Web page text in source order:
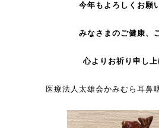
今年もよろしくお願
みなさまのご健康、
心よりお祈り申し
医療法人太雄会かみむら耳